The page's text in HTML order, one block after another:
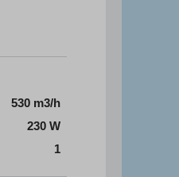
530 m3/h
230 W
1